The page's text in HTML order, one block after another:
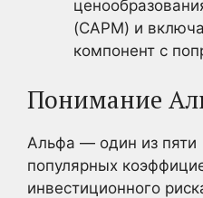
(CAPM) и
компонент с
Понимание
Альфа — один из пяти
популярных
инвестиционного